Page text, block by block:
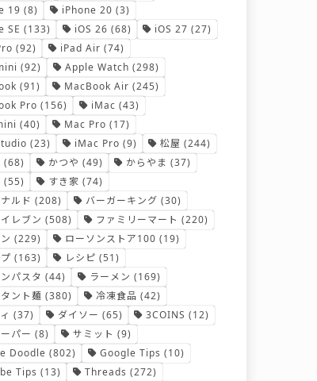
19 (8) iPhone 20 (3)
SE (133) iOS 26 (68) iOS 27 (27)
(92) iPad Air (74)
(92) Apple Watch (298)
(91) MacBook Air (245)
Pro (156) iMac (43)
(40) Mac Pro (17)
(23) iMac Pro (9) 松屋 (244)
(68) かつや (49) からやま (37)
(55) すき家 (74)
ルド (208) バーガーキング (30)
レブン (508) ファミリーマート (220)
(229) ローソンストア100 (19)
(163) レシピ (51)
パスタ (44) ラーメン (169)
ント麺 (380) 冷凍食品 (42)
(37) ダイソー (65) 3COINS (12)
パー (8) サミット (9)
Doodle (802) Google Tips (10)
Tips (13) Threads (272)